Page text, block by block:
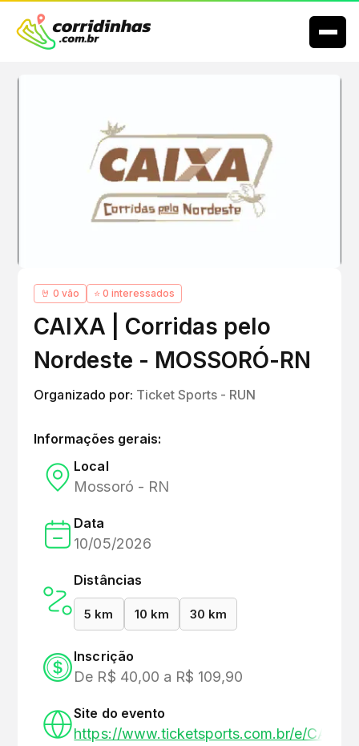
🤘 0 vão ⭐ 0 interessados
CAIXA | Corridas pelo
Nordeste - MOSSORÓ-RN
Organizado por: Ticket Sports - RUN
Informações gerais:
Local
Mossoró - RN
Data
10/05/2026
Distâncias
5 km 10 km 30 km
Inscrição
De R$ 40,00 a R$ 109,90
Site do evento
https://www.ticketsports.com.br/e/